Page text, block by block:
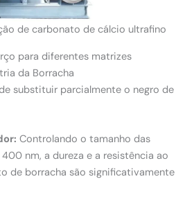
de carbonato de cálcio ultrafino
para diferentes matrizes
da Borracha
substituir parcialmente o negro de
Controlando o tamanho das
nm, a dureza e a resistência ao
de borracha são significativamente